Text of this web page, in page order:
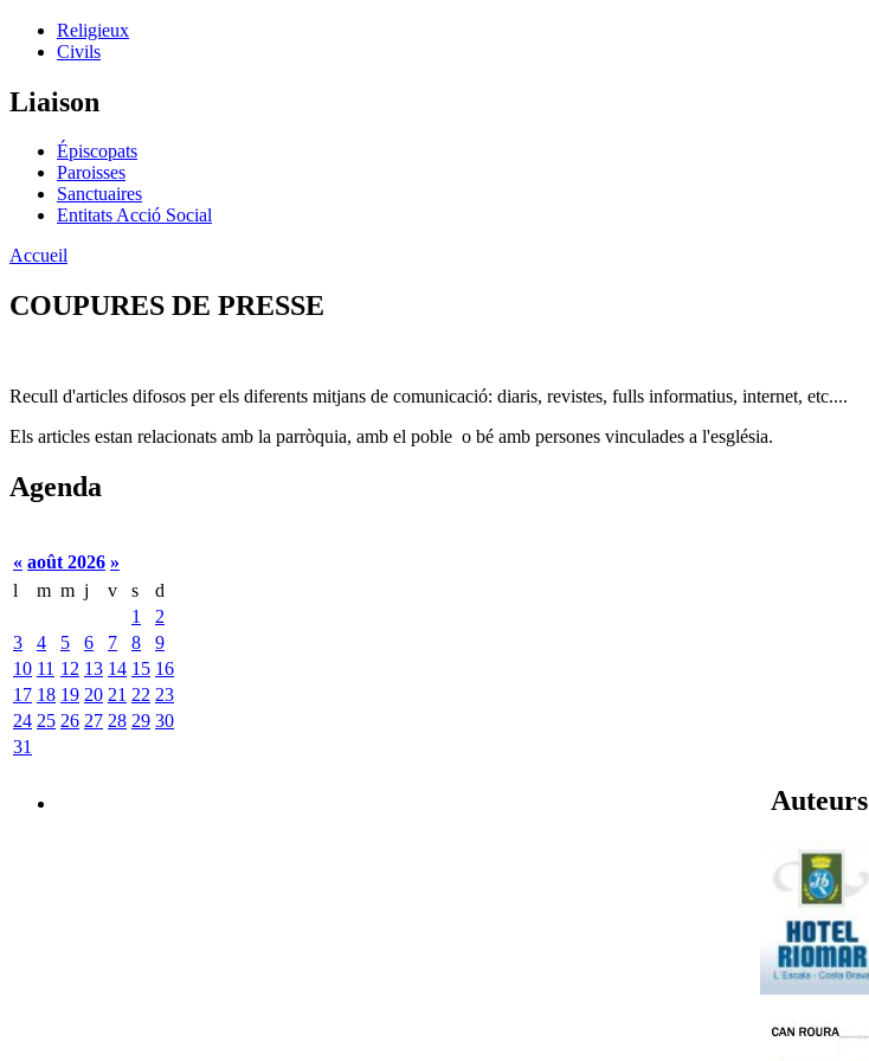
Religieux
Civils
Liaison
Épiscopats
Paroisses
Sanctuaires
Entitats Acció Social
Accueil
COUPURES DE PRESSE
Recull d'articles difosos per els diferents mitjans de comunicació: diaris, revistes, fulls informatius, internet, etc....
Els articles estan relacionats amb la parròquia, amb el poble o bé amb persones vinculades a l'església.
Agenda
« août 2026 »
l
m m j v s
d
1
2
3
4 5 6 7 8
9
10 11 12 13 14 15 16
17 18 19 20 21 22 23
24 25 26 27 28 29 30
31
Auteurs